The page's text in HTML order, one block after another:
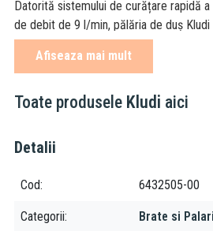
Datorită sistemului de curățare rapidă
de debit de 9 l/min, pălăria de duș
grija pentru consumul de apă.
reglezi cu ușurință unghiul de
Beneficii și avantaje:
Design modern și elegant, ideal
Ploaie fină și uniformă pentru un duș
ușoară
Afiseaza mai mult
Toate produsele Kludi aici
Detalii
Cod 6432505-00
Categorii Brate si